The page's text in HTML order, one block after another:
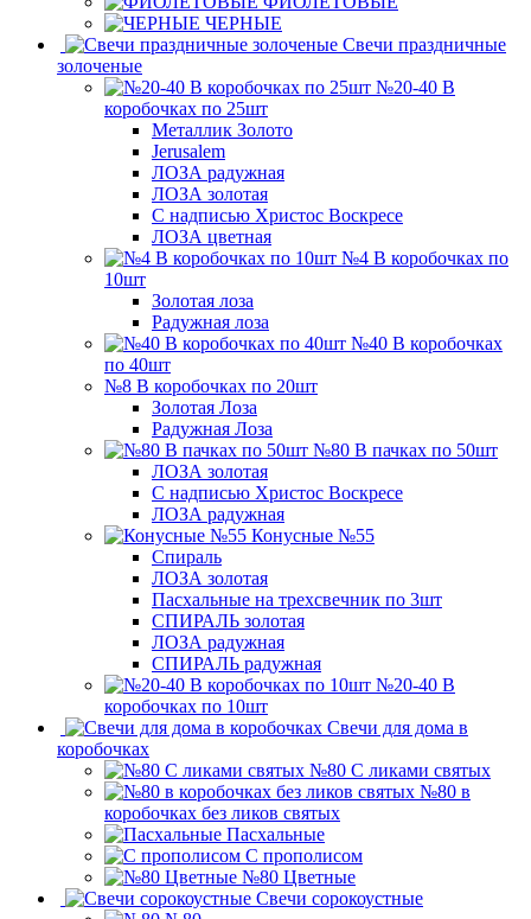
ЧЕРНЫЕ
Свечи праздничные
золоченые
№20-40 В
коробочках по 25шт
Металлик Золото
Jerusalem
ЛОЗА радужная
ЛОЗА золотая
С надписью Христос Воскресе
ЛОЗА цветная
№4 В коробочках по
10шт
Золотая лоза
Радужная лоза
№40 В коробочках
по 40шт
№8 В коробочках по 20шт
Золотая Лоза
Радужная Лоза
№80 В пачках по 50шт
ЛОЗА золотая
С надписью Христос Воскресе
ЛОЗА радужная
Конусные №55
Спираль
ЛОЗА золотая
Пасхальные на трехсвечник по 3шт
СПИРАЛЬ золотая
ЛОЗА радужная
СПИРАЛЬ радужная
№20-40 В
коробочках по 10шт
Свечи для дома в
коробочках
№80 С ликами святых
№80 в
коробочках без ликов святых
Пасхальные
С прополисом
№80 Цветные
Свечи сорокоустные